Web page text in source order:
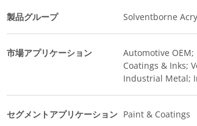
製品グループ Solventborne
市場アプリケーション
Automotive OEM;
Coatings & Inks;
Industrial Metal;
セグメントアプリケーション Paint & Coatings